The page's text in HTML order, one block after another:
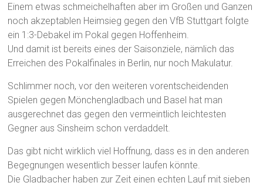
Einem etwas schmeichelhaften aber im Großen und Ganzen
noch akzeptablen Heimsieg gegen den VfB Stuttgart folgte
ein 1:3-Debakel im Pokal gegen Hoffenheim.
Und damit ist bereits eines der Saisonziele, nämlich das
Erreichen des Pokalfinales in Berlin, nur noch Makulatur.
Schlimmer noch, vor den weiteren vorentscheidenden
Spielen gegen Mönchengladbach und Basel hat man
ausgerechnet das gegen den vermeintlich leichtesten
Gegner aus Sinsheim schon verdaddelt.
Das gibt nicht wirklich viel Hoffnung, dass es in den anderen
Begegnungen wesentlich besser laufen könnte.
Die Gladbacher haben zur Zeit einen echten Lauf mit sieben